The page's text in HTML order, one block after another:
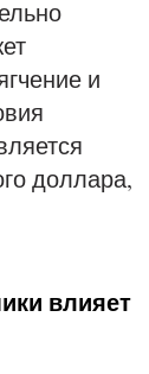
и
доллара,
влияет